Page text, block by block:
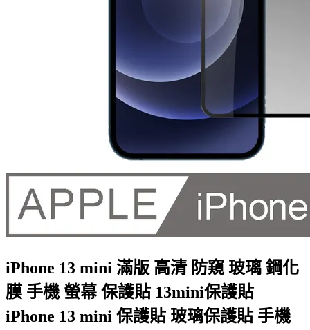
iPhone 13 mini 滿版 高清 防窺 玻璃 鋼化
膜 手機 螢幕 保護貼 13mini保護貼
iPhone 13 mini 保護貼 玻璃保護貼 手機